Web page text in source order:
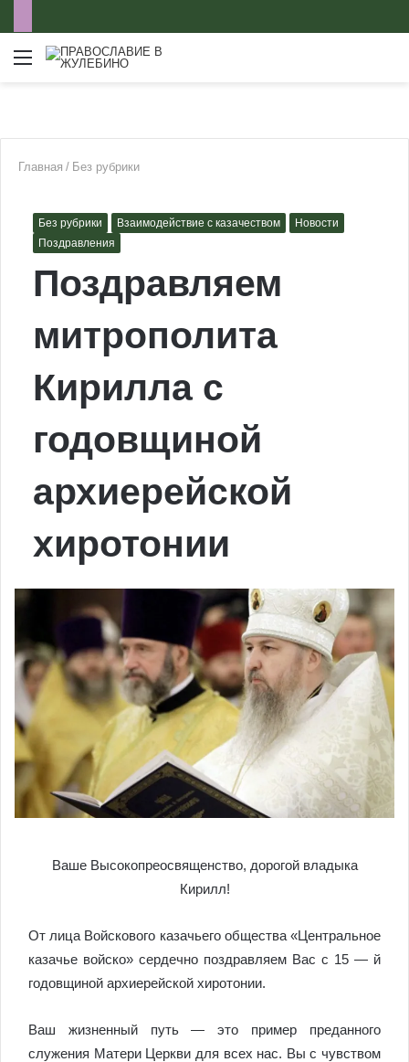
Меню
Главная / Без рубрики
Без рубрики Взаимодействие с казачеством
Новости
Поздравления
Поздравляем
митрополита
Кирилла с
годовщиной
архиерейской
хиротонии
Ваше Высокопреосвященство, дорогой владыка
Кирилл!
От лица Войскового казачьего общества «Центральное
казачье войско» сердечно поздравляем Вас с 15 — й
годовщиной архиерейской хиротонии.
Ваш жизненный путь — это пример преданного
служения Матери Церкви для всех нас. Вы с чувством